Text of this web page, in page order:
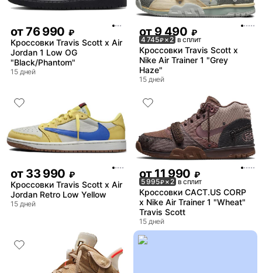
от76 990 ₽
Кроссовки Travis Scott x Air
Jordan 1 Low OG
"Black/Phantom"
15 дней
от9 490 ₽
4 745₽× 2 в сплит
Кроссовки Travis Scott x
Nike Air Trainer 1 "Grey
Haze"
15 дней
от 33 990 ₽
Кроссовки Travis Scott x Air
Jordan Retro Low Yellow
15 дней
от11 990 ₽
5 995₽× 2 в сплит
Кроссовки CACT.US CORP
x Nike Air Trainer 1 "Wheat"
Travis Scott
15 дней